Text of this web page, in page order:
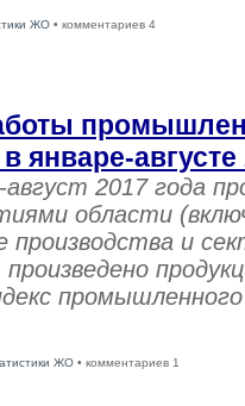
ЖО • комментариев 4
январе-августе
август 2017 года
области
производства и
ЖО • комментариев 1